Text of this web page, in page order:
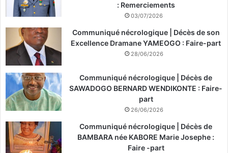
: Remerciements
03/07/2026
Communiqué nécrologique | Décès de son
Excellence Dramane YAMEOGO : Faire-part
28/06/2026
Communiqué nécrologique | Décès de
SAWADOGO BERNARD WENDIKONTE : Faire-
part
26/06/2026
Communiqué nécrologique | Décès de
BAMBARA née KABORE Marie Josephe :
Faire -part